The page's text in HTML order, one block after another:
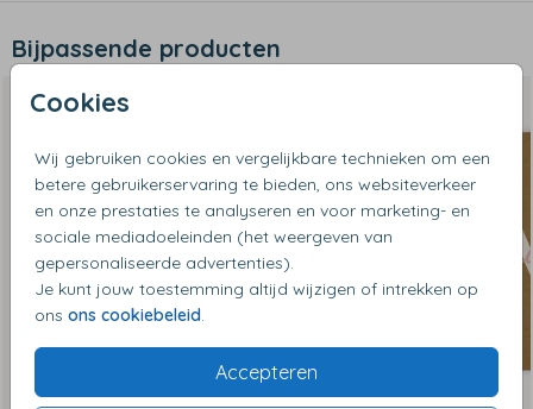
Cookies
Wij gebruiken cookies en vergelijkbare technieken om een
betere gebruikerservaring te bieden, ons websiteverkeer
en onze prestaties te analyseren en voor marketing- en
sociale mediadoeleinden (het weergeven van
gepersonaliseerde advertenties).
Je kunt jouw toestemming altijd wijzigen of intrekken op
ons ons cookiebeleid
Accepteren
Bijpassende producten